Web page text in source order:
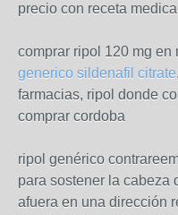
precio con receta
comprar ripol 120 mg en
generico sildenafil citrate
farmacias, ripol donde
comprar cordoba
ripol genérico
para sostener la cabeza
afuera en una dirección